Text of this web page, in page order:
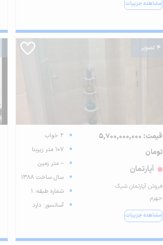
مشاهده جزییات
4 تصویر
قیمت: 5,700,000,000
تومان
آپارتمان
فروش آپارتمان شیک
جهرم
مشاهده جزییات
2 خواب
107 متر زیربنا
-- متر زمین
سال ساخت 1388
شماره طبقه: 1
آسانسور: دارد